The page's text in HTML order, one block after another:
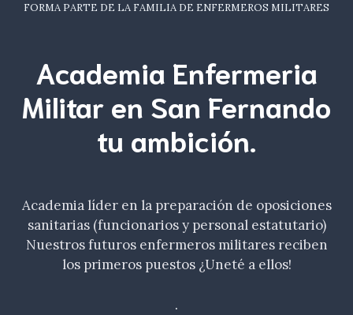
FORMA PARTE DE LA FAMILIA DE ENFERMEROS MILITARES
Academia Enfermeria
Militar en San Fernando
tu ambición.
Academia líder en la preparación de oposiciones
sanitarias (funcionarios y personal estatutario)
Nuestros futuros enfermeros militares reciben
los primeros puestos ¿Uneté a ellos!
.